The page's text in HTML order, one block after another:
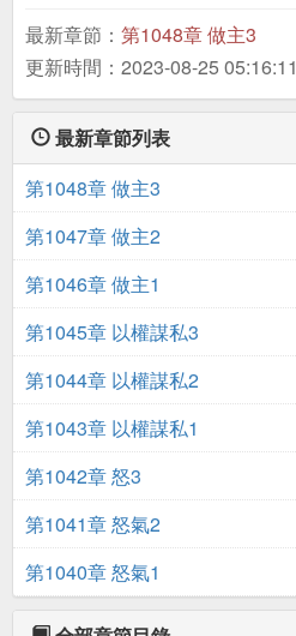
最新章節： 第1048章 做主3
更新時間：2023-08-25 05:16:11
最新章節列表
第1048章 做主3
第1047章 做主2
第1046章 做主1
第1045章 以權謀私3
第1044章 以權謀私2
第1043章 以權謀私1
第1042章 怒3
第1041章 怒氣2
第1040章 怒氣1